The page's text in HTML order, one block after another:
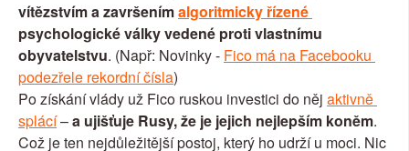
vítězstvím a završením
psychologické války vedené proti vlastnímu
obyvatelstvu. (Např: Novinky - Fico má na Facebooku
podezřele rekordní čísla)
Po získání vlády už Fico ruskou investici do něj aktivně
splácí – a ujišťuje Rusy, že je jejich nejlepším koněm.
Což je ten nejdůležitější postoj, který ho udrží u moci. Nic